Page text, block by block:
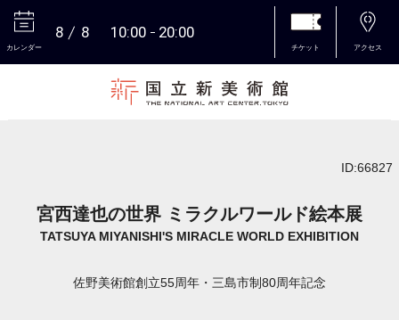
カレンダー
8 8 10:00 20:00
チケット アクセス
ID:66827
宮西達也の世界 ミラクルワールド絵本展
TATSUYA MIYANISHI'S MIRACLE WORLD EXHIBITION
佐野美術館創立55周年・三島市制80周年記念